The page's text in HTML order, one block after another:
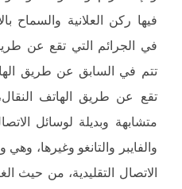
فيها ركن العلانية والسماح
في الجرائم التي تقع عن
تتم في السابق عن طريق
تقع عن طريق الهاتف
متشابهة وبديلة لوسائل
والفايبر والتانغو وغيرها،
الاتصال التقليدية، من حيث